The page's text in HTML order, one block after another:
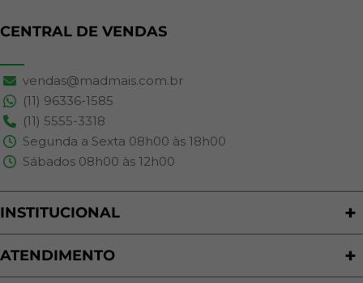
CENTRAL DE VENDAS
vendas@madmais.com.br
(11) 96336-1585
(11) 5555-3318
Segunda a Sexta 08h00 às 18h00
Sábados 08h00 às 12h00
INSTITUCIONAL
Quem Somos
Nossas Lojas
ATENDIMENTO
Política de Privacidade